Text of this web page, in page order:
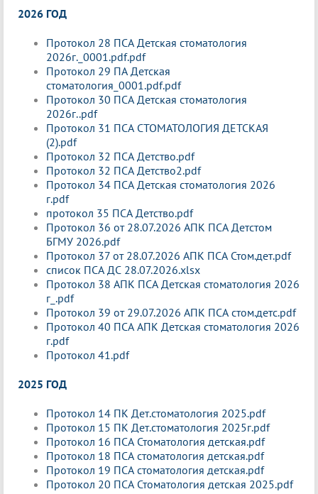
2026 ГОД
Протокол 28 ПСА Детская стоматология
2026г._0001.pdf.pdf
Протокол 29 ПА Детская
стоматология_0001.pdf.pdf
Протокол 30 ПСА Детская стоматология
2026г..pdf
Протокол 31 ПСА СТОМАТОЛОГИЯ ДЕТСКАЯ
(2).pdf
Протокол 32 ПСА Детство.pdf
Протокол 32 ПСА Детство2.pdf
Протокол 34 ПСА Детская стоматология 2026
г.pdf
протокол 35 ПСА Детство.pdf
Протокол 36 от 28.07.2026 АПК ПСА Детстом
БГМУ 2026.pdf
Протокол 37 от 28.07.2026 АПК ПСА Стом.дет.pdf
список ПСА ДС 28.07.2026.xlsx
Протокол 38 АПК ПСА Детская стоматология 2026
г_.pdf
Протокол 39 от 29.07.2026 АПК ПСА стом.детс.pdf
Протокол 40 ПСА АПК Детская стоматология 2026
г.pdf
Протокол 41.pdf
2025 ГОД
Протокол 14 ПК Дет.стоматология 2025.pdf
Протокол 15 ПК Дет.стоматология 2025г.pdf
Протокол 16 ПСА Стоматология детская.pdf
Протокол 18 ПСА стоматология детская.pdf
Протокол 19 ПСА стоматология детская.pdf
Протокол 20 ПСА Стоматология детская 2025.pdf